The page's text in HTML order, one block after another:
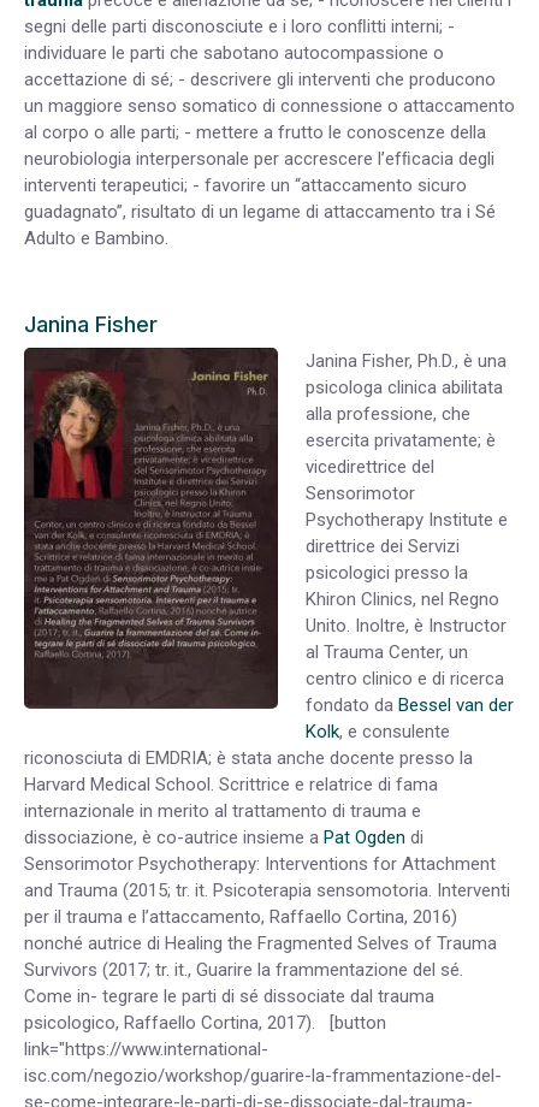
segni delle parti disconosciute e i loro conﬂitti interni; -
individuare le parti che sabotano autocompassione o
accettazione di sé; - descrivere gli interventi che producono
un maggiore senso somatico di connessione o attaccamento
al corpo o alle parti; - mettere a frutto le conoscenze della
neurobiologia interpersonale per accrescere l’efﬁcacia degli
interventi terapeutici; - favorire un “attaccamento sicuro
guadagnato”, risultato di un legame di attaccamento tra i Sé
Adulto e Bambino.
Janina Fisher
Janina Fisher, Ph.D., è una
psicologa clinica abilitata
alla professione, che
esercita privatamente; è
vicedirettrice del
Sensorimotor
Psychotherapy Institute e
direttrice dei Servizi
psicologici presso la
Khiron Clinics, nel Regno
Unito. Inoltre, è Instructor
al Trauma Center, un
centro clinico e di ricerca
fondato da Bessel van der
Kolk, e consulente
riconosciuta di EMDRIA; è stata anche docente presso la
Harvard Medical School. Scrittrice e relatrice di fama
internazionale in merito al trattamento di trauma e
dissociazione, è co-autrice insieme a Pat Ogden di
Sensorimotor Psychotherapy: Interventions for Attachment
and Trauma (2015; tr. it. Psicoterapia sensomotoria. Interventi
per il trauma e l’attaccamento, Raffaello Cortina, 2016)
nonché autrice di Healing the Fragmented Selves of Trauma
Survivors (2017; tr. it., Guarire la frammentazione del sé.
Come in- tegrare le parti di sé dissociate dal trauma
psicologico, Raffaello Cortina, 2017). [button
link="https://www.international-
isc.com/negozio/workshop/guarire-la-frammentazione-del-